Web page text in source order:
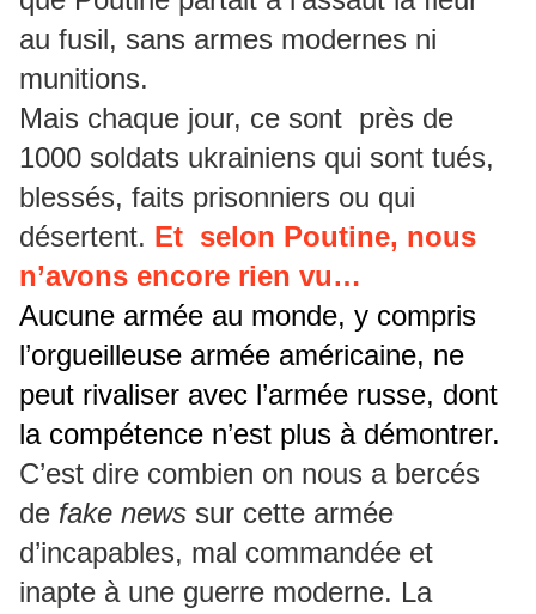
au fusil, sans armes modernes ni
munitions.
Mais chaque jour, ce sont près de
1000 soldats ukrainiens qui sont tués,
blessés, faits prisonniers ou qui
désertent. Et selon Poutine, nous
n’avons encore rien vu…
Aucune armée au monde, y compris
l’orgueilleuse armée américaine, ne
peut rivaliser avec l’armée russe, dont
la compétence n’est plus à démontrer.
C’est dire combien on nous a bercés
de fake news sur cette armée
d’incapables, mal commandée et
inapte à une guerre moderne. La